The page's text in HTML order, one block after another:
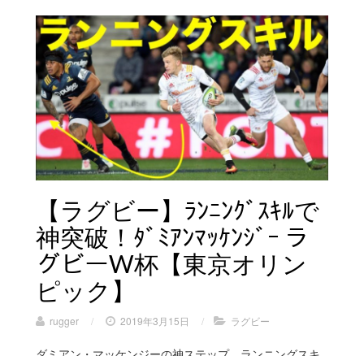
【ラグビー】ﾗﾝﾆﾝｸﾞｽｷﾙで
神突破！ﾀﾞﾐｱﾝﾏｯｹﾝｼﾞｰ ラ
グビーW杯【東京オリン
ピック】
rugger / 2019年3月15日 / ラグビー